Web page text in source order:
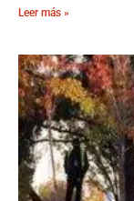
Leer más »